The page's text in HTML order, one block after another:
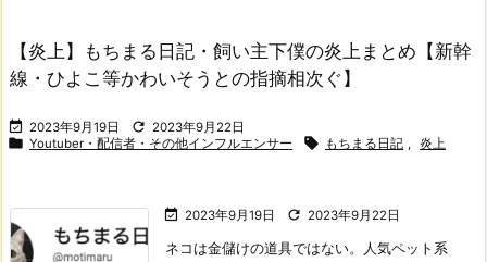
【炎上】もちまる日記・飼い主下僕の炎上まとめ【新幹
線・ひよこ等かわいそうとの指摘相次ぐ】
 2023年9月19日  2023年9月22日
 Youtuber・配信者・その他インフルエンサー  もちまる日記 , 炎上
 2023年9月19日  2023年9月22日
ネコは金儲けの道具ではない。
人気ペット系